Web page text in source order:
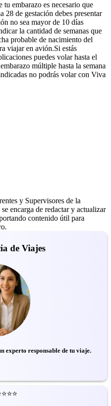
embarazo es necesario que
28 de gestación debes presentar
no sea mayor de 10 días
la cantidad de semanas que
probable de nacimiento del
viajar en avión.Si estás
puedes volar hasta el
múltiple hasta la semana
no podrás volar con Viva
y Supervisores de la
encarga de redactar y actualizar
contenido útil para
de Viajes
experto responsable de tu viaje.